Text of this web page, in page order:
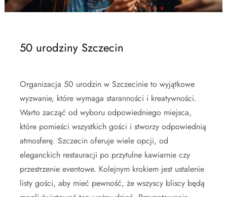
50 urodziny Szczecin
Organizacja 50 urodzin w Szczecinie to wyjątkowe
wyzwanie, które wymaga staranności i kreatywności.
Warto zacząć od wyboru odpowiedniego miejsca,
które pomieści wszystkich gości i stworzy odpowiednią
atmosferę. Szczecin oferuje wiele opcji, od
eleganckich restauracji po przytulne kawiarnie czy
przestrzenie eventowe. Kolejnym krokiem jest ustalenie
listy gości, aby mieć pewność, że wszyscy bliscy będą